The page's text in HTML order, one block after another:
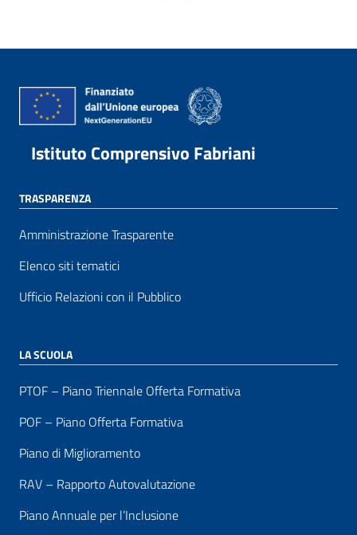
Istituto Comprensivo Fabriani
TRASPARENZA
Amministrazione Trasparente
Elenco siti tematici
Ufficio Relazioni con il Pubblico
LA SCUOLA
PTOF – Piano Triennale Offerta Formativa
POF – Piano Offerta Formativa
Piano di Miglioramento
RAV – Rapporto Autovalutazione
Piano Annuale per l’Inclusione